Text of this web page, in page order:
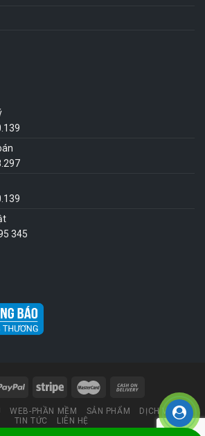
345
WEB-PHẦN MỀM SẢN PHẨM
DỊCH VỤ
TIN TỨC
LIÊN HỆ